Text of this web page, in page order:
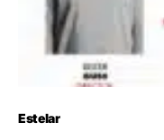
Estelar